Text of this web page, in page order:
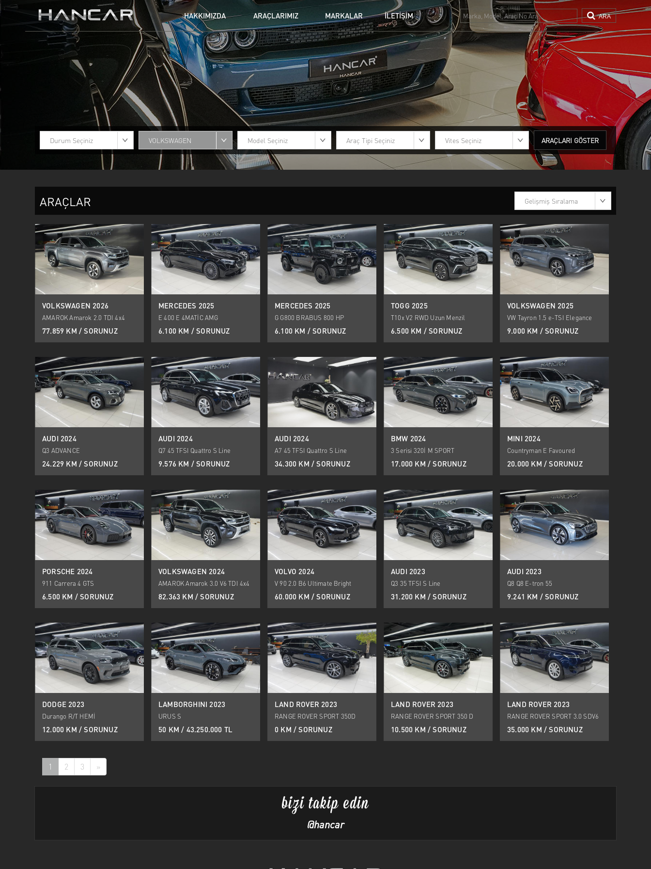
HAKKIMIZDA ARAÇLARIMIZ MARKALAR
AUDI BENTLEY BMW CADILLAC DODGE
FERRARI
HARLEY DAVIDSON Jeanneau LAMBORGHINI LAND ROVER
Maserati
NISSAN PORSCHE Segway
SKODA
TOGG TOYOTA VOLKSWAGEN VOLVO
İLETİŞİM ARA
Durum Seçiniz VOLKSWAGEN Model Seçiniz Araç Tipi Seçiniz Vites Seçiniz ARAÇLARI GÖSTER
ARAÇLAR Gelişmiş Sıralama
VOLKSWAGEN 2026
AMAROK Amarok 2.0 TDI 4x4
77.859 KM / SORUNUZ
MERCEDES 2025
E 400 E 4MATİC AMG
6.100 KM / SORUNUZ
MERCEDES 2025
G G800 BRABUS 800 HP
6.100 KM / SORUNUZ
TOGG 2025
T10x V2 RWD Uzun Menzil
6.500 KM / SORUNUZ
VOLKSWAGEN 2025
VW Tayron 1.5 e-TSI Elegance
9.000 KM / SORUNUZ
AUDI 2024
Q3 ADVANCE
24.229 KM / SORUNUZ
AUDI 2024
Q7 45 TFSI Quattro S Line
9.576 KM / SORUNUZ
AUDI 2024
A7 45 TFSI Quattro S Line
34.300 KM / SORUNUZ
BMW 2024
3 Serisi 320İ M SPORT
17.000 KM / SORUNUZ
MINI 2024
Countryman E Favoured
20.000 KM / SORUNUZ
PORSCHE 2024
911 Carrera 4 GTS
6.500 KM / SORUNUZ
VOLKSWAGEN 2024
AMAROK Amarok 3.0 V6 TDI 4x4
82.363 KM / SORUNUZ
VOLVO 2024
V 90 2.0 B6 Ultimate Bright
60.000 KM / SORUNUZ
AUDI 2023
Q3 35 TFSI S Line
31.200 KM / SORUNUZ
AUDI 2023
Q8 Q8 E-tron 55
9.241 KM / SORUNUZ
DODGE 2023
Durango R/T HEMİ
12.000 KM / SORUNUZ
LAMBORGHINI 2023
URUS S
50 KM / 43.250.000 TL
LAND ROVER 2023
RANGE ROVER SPORT 350D
0 KM / SORUNUZ
LAND ROVER 2023
RANGE ROVER SPORT 350 D
10.500 KM / SORUNUZ
LAND ROVER 2023
RANGE ROVER SPORT 3.0 SDV6
35.000 KM / SORUNUZ
1 2 3 »
bizi takip edin
@hancar